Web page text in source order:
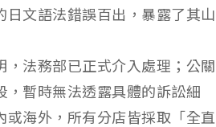
文語法錯誤百出，暴露了其山
法務部已正式介入處理；公關
暫時無法透露具體的訴訟細
海外，所有分店皆採取「全直